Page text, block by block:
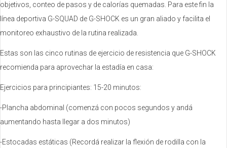
objetivos, conteo de pasos y de calorías quemadas. Para este fin la
línea deportiva G-SQUAD de G-SHOCK es un gran aliado y facilita el
monitoreo exhaustivo de la rutina realizada.
Estas son las cinco rutinas de ejercicio de resistencia que G-SHOCK
recomienda para aprovechar la estadía en casa:
Ejercicios para principiantes: 15-20 minutos:
-Plancha abdominal (comenzá con pocos segundos y andá
aumentando hasta llegar a dos minutos)
-Estocadas estáticas (Recordá realizar la flexión de rodilla con la